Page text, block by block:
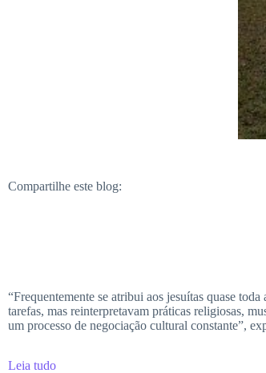
Compartilhe este blog:
“Frequentemente se atribui aos jesuítas quase
tarefas, mas reinterpretavam práticas religiosas,
um processo de negociação cultural constante”,
Leia tudo